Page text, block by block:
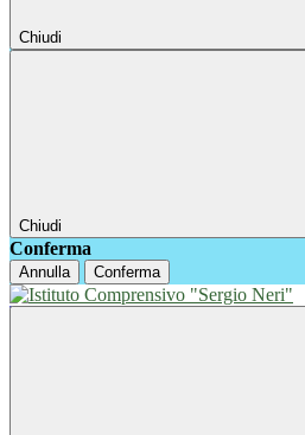
Chiudi
Chiudi
Conferma
Annulla Conferma